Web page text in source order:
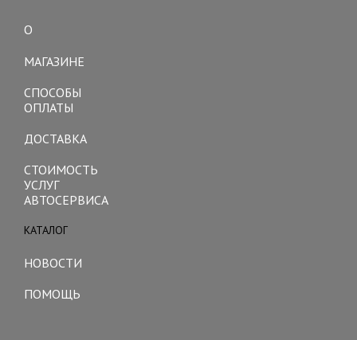
О
МАГАЗИНЕ
СПОСОБЫ
ОПЛАТЫ
ДОСТАВКА
СТОИМОСТЬ
УСЛУГ
АВТОСЕРВИСА
КАТАЛОГ
НОВОСТИ
ПОМОЩЬ